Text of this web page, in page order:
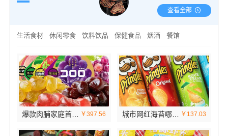
查看全部
生活食材 休闲零食 饮料饮品 保健食品 烟酒 餐馆
爆款肉脯家庭首选零食大明星，国潮风味超正宗 ￥397.56 城市网红海苔哪家好？零食大明星高端海苔，入口即化的享受 ￥137.03